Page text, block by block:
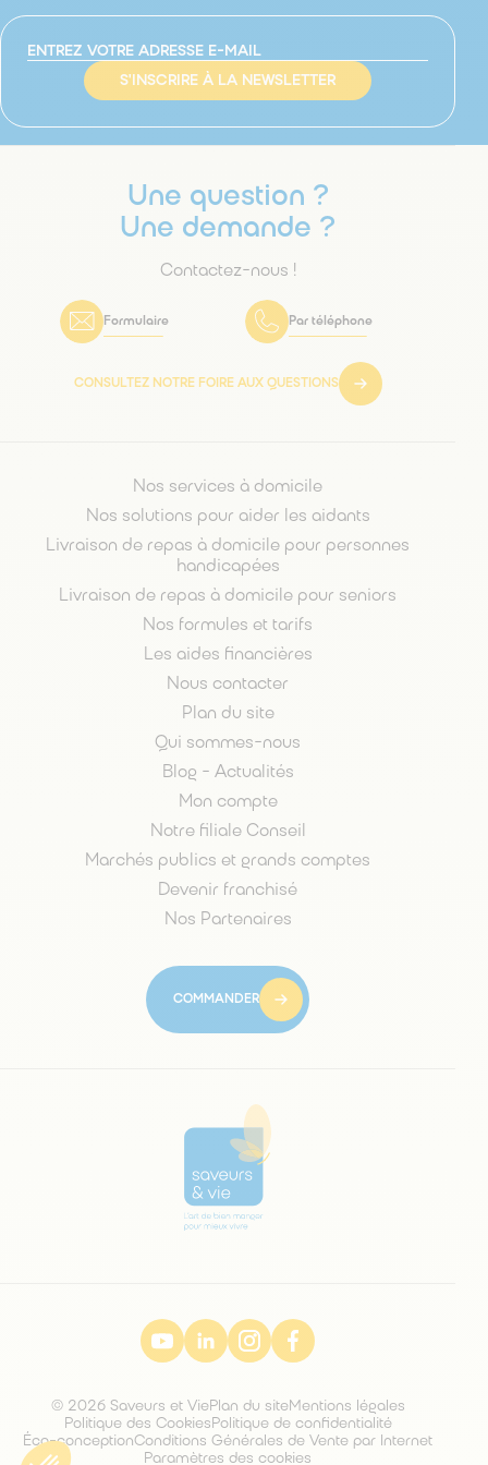
S'INSCRIRE À LA NEWSLETTER
Une question ?
Une demande ?
Contactez-nous !
Formulaire Par téléphone
CONSULTEZ NOTRE FOIRE AUX QUESTIONS
Nos services à domicile
Nos solutions pour aider les aidants
Livraison de repas à domicile pour personnes
handicapées
Livraison de repas à domicile pour seniors
Nos formules et tarifs
Les aides financières
Nous contacter
Plan du site
Qui sommes-nous
Blog - Actualités
Mon compte
Notre filiale Conseil
Marchés publics et grands comptes
Devenir franchisé
Nos Partenaires
COMMANDER
© 2026 Saveurs et ViePlan du siteMentions légales
Politique des Cookies Politique de confidentialité
Éco-conceptionConditions Générales de Vente par Internet
Paramètres des cookies